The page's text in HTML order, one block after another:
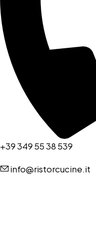
+39 349 55 38 539
info@ristorcucine.it